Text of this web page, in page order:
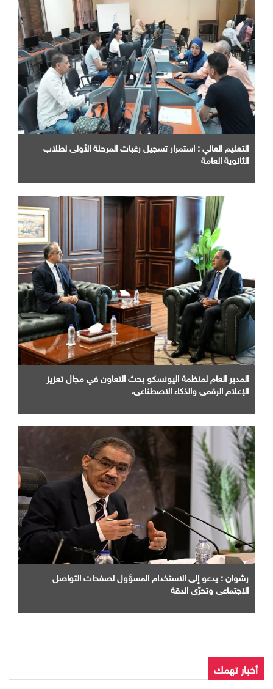
التعليم العالي : استمرار تسجيل رغبات المرحلة الأولى لطلاب
الثانوية العامة
المدير العام لمنظمة اليونسكو بحث التعاون في مجال تعزيز
الإعلام الرقمي والذكاء الاصطناعي.
رشوان : يدعو إلى الاستخدام المسؤول لصفحات التواصل
الاجتماعي وتحرّي الدقة
أخبار تهمك